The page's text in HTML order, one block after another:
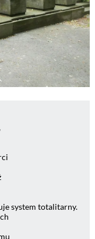
system totalitarny.